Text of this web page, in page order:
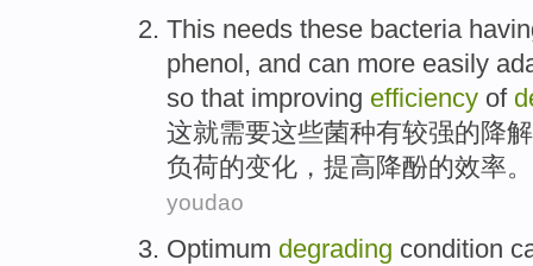
This needs these bacteria
phenol, and can more easily
so that improving efficiency of
这就需要这些菌种有较强的降解
负荷的变化 ， 提高降酚的效率。
youdao
Optimum degrading condition